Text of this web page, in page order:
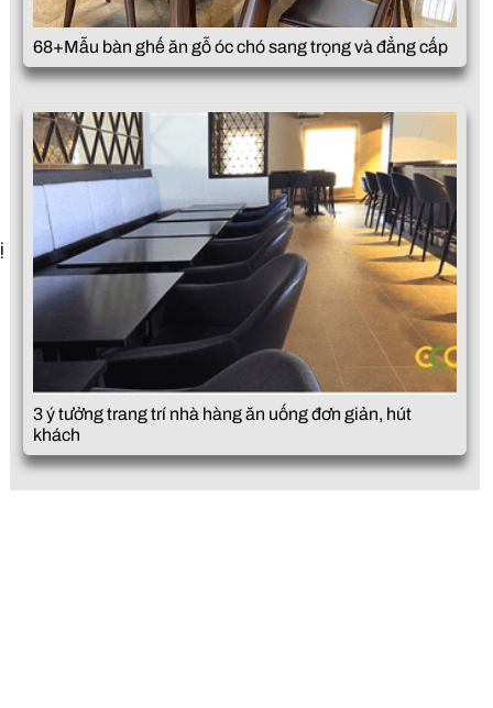
68+Mẫu bàn ghế ăn gỗ óc chó sang trọng và đẳng cấp
3 ý tưởng trang trí nhà hàng ăn uống đơn giản, hút
khách